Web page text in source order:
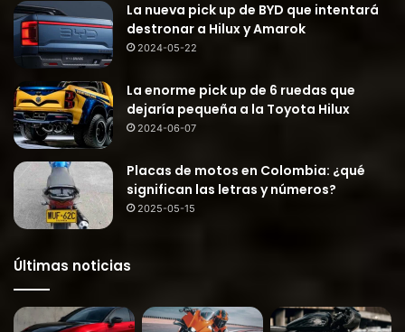
La nueva pick up de BYD que intentará
destronar a Hilux y Amarok
2024-05-22
La enorme pick up de 6 ruedas que
dejaría pequeña a la Toyota Hilux
2024-06-07
Placas de motos en Colombia: ¿qué
significan las letras y números?
2025-05-15
Últimas noticias